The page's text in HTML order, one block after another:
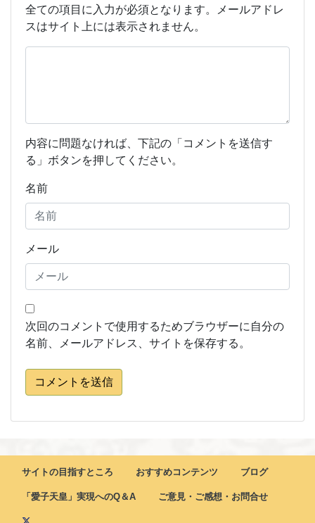
全ての項目に入力が必須となります。メールアドレ
スはサイト上には表示されません。
内容に問題なければ、下記の「コメントを送信す
る」ボタンを押してください。
名前
メール
次回のコメントで使用するためブラウザーに自分の
名前、メールアドレス、サイトを保存する。
コメントを送信
サイトの目指すところ おすすめコンテンツ ブログ
「愛子天皇」実現へのQ＆A ご意見・ご感想・お問合せ